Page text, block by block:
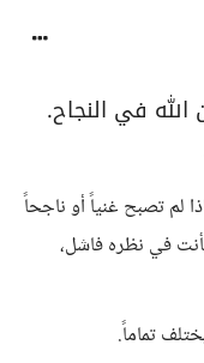
الله في النجاح.
لم تصبح غنياً أو ناجحاً
في نظره فاشل،
تماماً.